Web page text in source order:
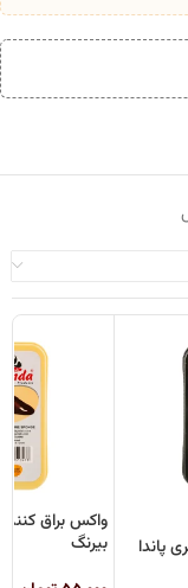
پاندا
واکس براق کننده
بیرنگ